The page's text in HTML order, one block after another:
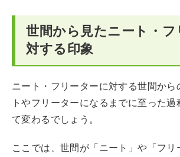
世間から見たニート・フ
対する印象
ニート・フリーターに対する世間から
トやフリーターになるまでに至った過
て変わるでしょう。
ここでは、世間が「ニート」や「フリ